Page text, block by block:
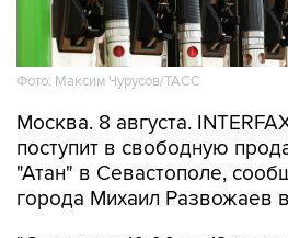
Фото: Максим Чурусов/ТАСС
Москва. 8 августа.
поступит в свободную
"Атан" в Севастополе,
города Михаил Развожаев